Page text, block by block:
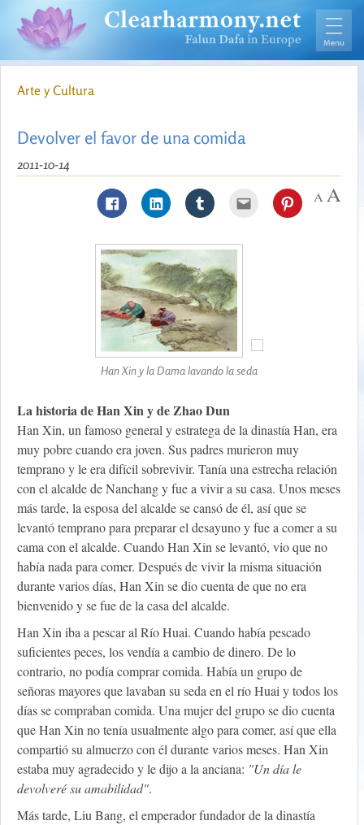
Arte y Cultura
Devolver el favor de una comida
2011-10-14
Han Xin y la Dama lavando la seda
La historia de Han Xin y de Zhao Dun
Han Xin, un famoso general y estratega de la dinastía Han, era
muy pobre cuando era joven. Sus padres murieron muy
temprano y le era difícil sobrevivir. Tanía una estrecha relación
con el alcalde de Nanchang y fue a vivir a su casa. Unos meses
más tarde, la esposa del alcalde se cansó de él, así que se
levantó temprano para preparar el desayuno y fue a comer a su
cama con el alcalde. Cuando Han Xin se levantó, vio que no
había nada para comer. Después de vivir la misma situación
durante varios días, Han Xin se dio cuenta de que no era
bienvenido y se fue de la casa del alcalde.
Han Xin iba a pescar al Río Huai. Cuando había pescado
suficientes peces, los vendía a cambio de dinero. De lo
contrario, no podía comprar comida. Había un grupo de
señoras mayores que lavaban su seda en el río Huai y todos los
días se compraban comida. Una mujer del grupo se dio cuenta
que Han Xin no tenía usualmente algo para comer, así que ella
compartió su almuerzo con él durante varios meses. Han Xin
estaba muy agradecido y le dijo a la anciana: "Un día le
devolveré su amabilidad".
Más tarde, Liu Bang, el emperador fundador de la dinastía